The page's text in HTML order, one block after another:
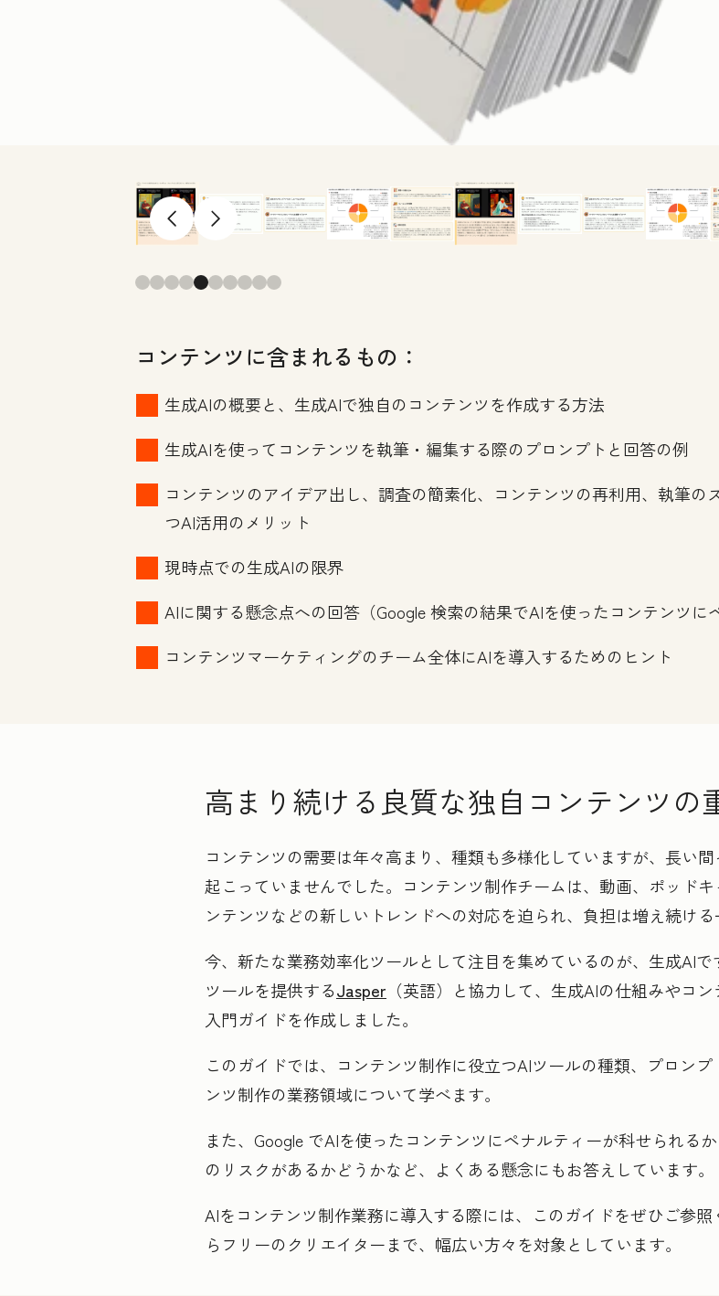
前へ 次へ
コンテンツに含まれるもの：
生成AIの概要と、生成AIで独自のコンテンツを作成する方法
生成AIを使ってコンテンツを執筆・編集する際のプロンプトと回答の例
コンテンツのアイデア出し、調査の簡素化、コンテンツの再利用、執筆
つAI活用のメリット
現時点での生成AIの限界
AIに関する懸念点への回答（Google 検索の結果でAIを使ったコンテンツに
コンテンツマーケティングのチーム全体にAIを導入するためのヒント
高まり続ける良質な独自コンテンツの
コンテンツの需要は年々高まり、種類も多様化していますが、長い
起こっていませんでした。コンテンツ制作チームは、動画、ポッド
ンテンツなどの新しいトレンドへの対応を迫られ、負担は増え続ける
今、新たな業務効率化ツールとして注目を集めているのが、生成AIで
ツールを提供するJasper （英語）と協力して、生成AIの仕組みやコ
入門ガイドを作成しました。
このガイドでは、コンテンツ制作に役立つAIツールの種類、プロン
ンツ制作の業務領域について学べます。
また、Google でAIを使ったコンテンツにペナルティーが科せられる
のリスクがあるかどうかなど、よくある懸念にもお答えしています。
AIをコンテンツ制作業務に導入する際には、このガイドをぜひご参
らフリーのクリエイターまで、幅広い方々を対象としています。